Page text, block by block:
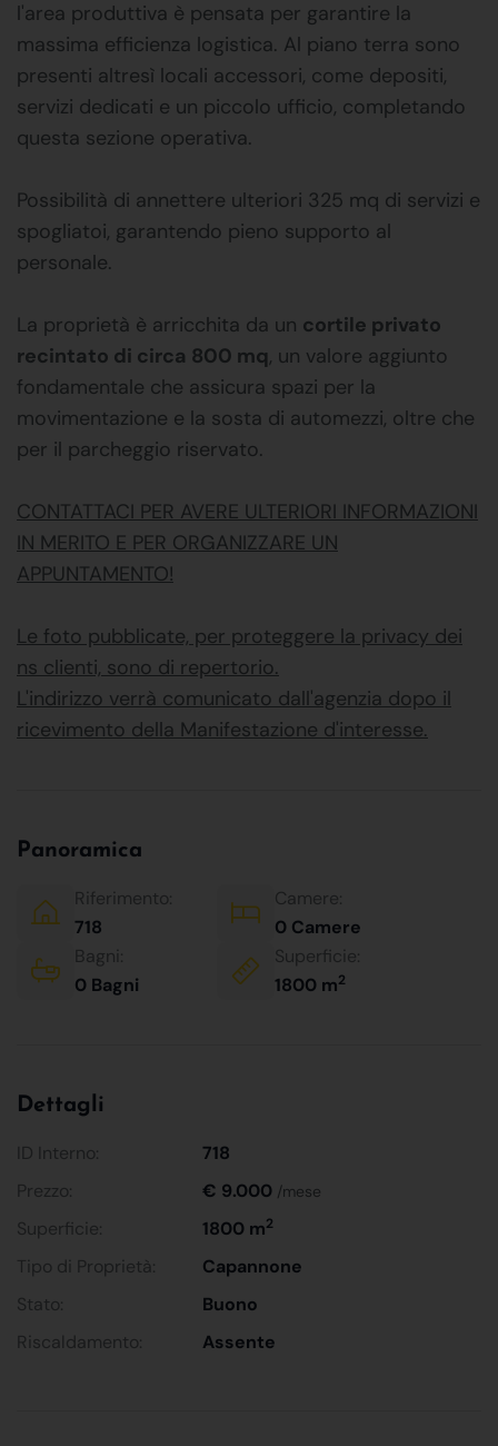
l'area produttiva è pensata per garantire la
massima efficienza logistica. Al piano terra sono
presenti altresì locali accessori, come depositi,
servizi dedicati e un piccolo ufficio, completando
questa sezione operativa.
Possibilità di annettere ulteriori 325 mq di servizi e
spogliatoi, garantendo pieno supporto al
personale.
La proprietà è arricchita da un cortile privato
recintato di circa 800 mq, un valore aggiunto
fondamentale che assicura spazi per la
movimentazione e la sosta di automezzi, oltre che
per il parcheggio riservato.
CONTATTACI PER AVERE ULTERIORI INFORMAZIONI
IN MERITO E PER ORGANIZZARE UN
APPUNTAMENTO!
Le foto pubblicate, per proteggere la privacy dei
ns clienti, sono di repertorio.
L'indirizzo verrà comunicato dall'agenzia dopo il
ricevimento della Manifestazione d'interesse.
Panoramica
Riferimento:
718
Camere:
0 Camere
Bagni:
0 Bagni
Superficie:
1800 m2
Dettagli
ID Interno:
718
Prezzo:
€ 9.000 /mese
Superficie: 1800 m2
Tipo di Proprietà:
Capannone
Stato:
Buono
Riscaldamento:
Assente